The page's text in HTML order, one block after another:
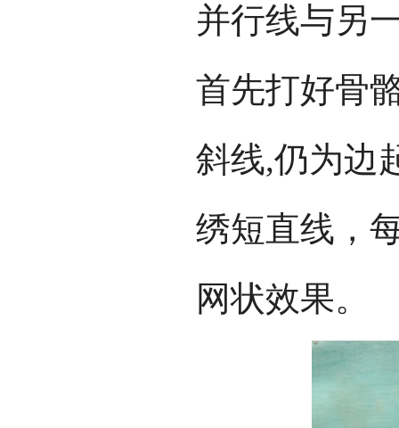
并行线与另
首先打好骨
斜线,仍为边
绣短直线，
网状效果。